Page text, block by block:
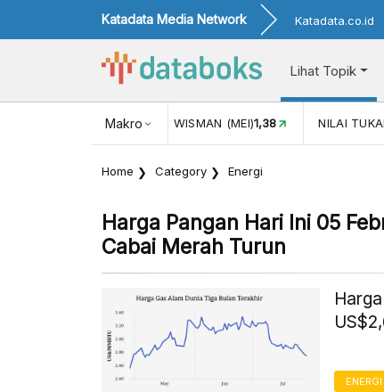
Katadata Media Network Katadata.co.id
Lihat Topik
Makro
KUNJUNGAN WISMAN (MEI)1,38 NILAI
Home Category Energi
Harga Pangan Hari Ini 05
Cabai Merah Turun
ENERGI